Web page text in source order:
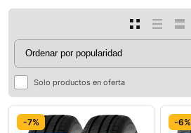
Solo productos en oferta
-7% -6%